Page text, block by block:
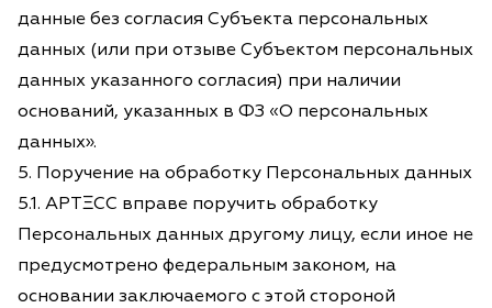
данные без согласия Субъекта персональных
данных (или при отзыве Субъектом персональных
данных указанного согласия) при наличии
оснований, указанных в ФЗ «О персональных
данных».
5. Поручение на обработку Персональных данных
5.1. АРТΞСС вправе поручить обработку
Персональных данных другому лицу, если иное не
предусмотрено федеральным законом, на
основании заключаемого с этой стороной